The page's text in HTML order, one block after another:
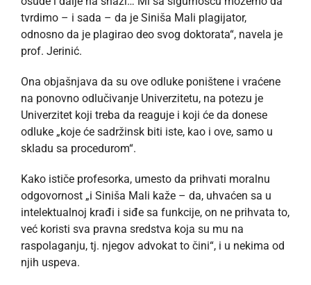
tvrdimo – i sada – da je Siniša Mali plagijator,
odnosno da je plagirao deo svog doktorata“, navela je
prof. Jerinić.
Ona objašnjava da su ove odluke poništene i vraćene
na ponovno odlučivanje Univerzitetu, na potezu je
Univerzitet koji treba da reaguje i koji će da donese
odluke „koje će sadržinsk biti iste, kao i ove, samo u
skladu sa procedurom“.
Kako ističe profesorka, umesto da prihvati moralnu
odgovornost „i Siniša Mali kaže – da, uhvaćen sa u
intelektualnoj krađi i siđe sa funkcije, on ne prihvata to,
već koristi sva pravna sredstva koja su mu na
raspolaganju, tj. njegov advokat to čini“, i u nekima od
njih uspeva.